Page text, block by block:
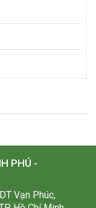
PHÚ -
Vạn Phúc,